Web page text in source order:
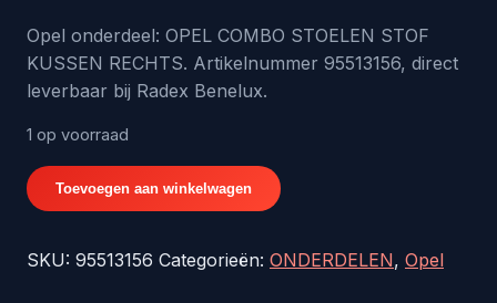
prijs
was:
prijs
is:
Opel onderdeel: OPEL COMBO STOELEN STOF
KUSSEN RECHTS. Artikelnummer 95513156, direct
leverbaar bij Radex Benelux.
1 op voorraad
OPEL
COMBO
STOF
Toevoegen aan winkelwagen
SKU: 95513156 Categorieën: ONDERDELEN, Opel